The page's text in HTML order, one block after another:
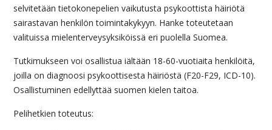
selvitetään tietokonepelien vaikutusta psykoottista häiriötä
sairastavan henkilön toimintakykyyn. Hanke toteutetaan
valituissa mielenterveysyksiköissä eri puolella Suomea.
Tutkimukseen voi osallistua iältään 18-60-vuotiaita henkilöitä,
joilla on diagnoosi psykoottisesta häiriöstä (F20-F29, ICD-10).
Osallistuminen edellyttää suomen kielen taitoa.
Pelihetkien toteutus: